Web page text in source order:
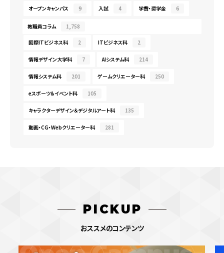
オープンキャンパス 9 入試 4 学費・奨学金 6
教職員コラム 1,758
国際ITビジネス科 2 ITビジネス科 2
情報デザイン大学科 7 AIシステム科 214
情報システム科 201 ゲームクリエーター科 250
eスポーツ＆イベント科 105
キャラクターデザイン＆デジタルアート科 135
動画・CG・Webクリエーター科 281
PICKUP
おススメのコンテンツ